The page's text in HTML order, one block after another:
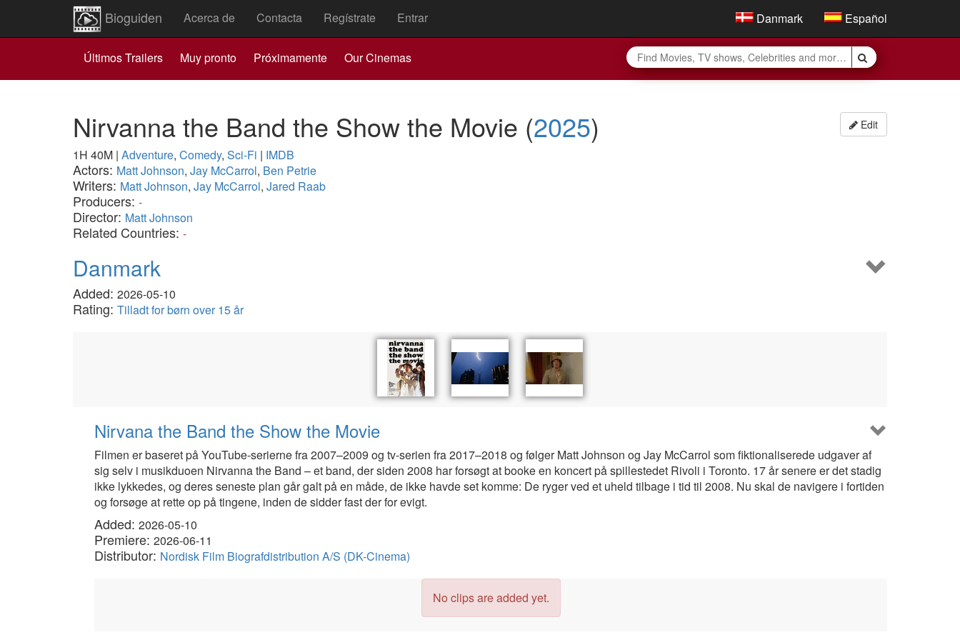
Bioguiden Acerca de Contacta Regístrate Entrar Danmark Español
Últimos Trailers Muy pronto Próximamente Our Cinemas
Edit
Nirvanna the Band the Show the Movie (2025)
1H 40M | Adventure, Comedy, Sci-Fi | IMDB
Actors: Matt Johnson, Jay McCarrol, Ben Petrie
Writers: Matt Johnson, Jay McCarrol, Jared Raab
Producers: -
Director: Matt Johnson
Related Countries: -
Danmark
Added: 2026-05-10
Rating: Tilladt for børn over 15 år
Nirvana the Band the Show the Movie
Filmen er baseret på YouTube-serierne fra 2007–2009 og tv-serien fra 2017–2018 og følger Matt Johnson og Jay McCarrol som fiktionaliserede udgaver af
sig selv i musikduoen Nirvanna the Band – et band, der siden 2008 har forsøgt at booke en koncert på spillestedet Rivoli i Toronto. 17 år senere er det stadig
ikke lykkedes, og deres seneste plan går galt på en måde, de ikke havde set komme: De ryger ved et uheld tilbage i tid til 2008. Nu skal de navigere i fortiden
og forsøge at rette op på tingene, inden de sidder fast der for evigt.
Added: 2026-05-10
Premiere: 2026-06-11
Distributor: Nordisk Film Biografdistribution A/S (DK-Cinema)
No clips are added yet.